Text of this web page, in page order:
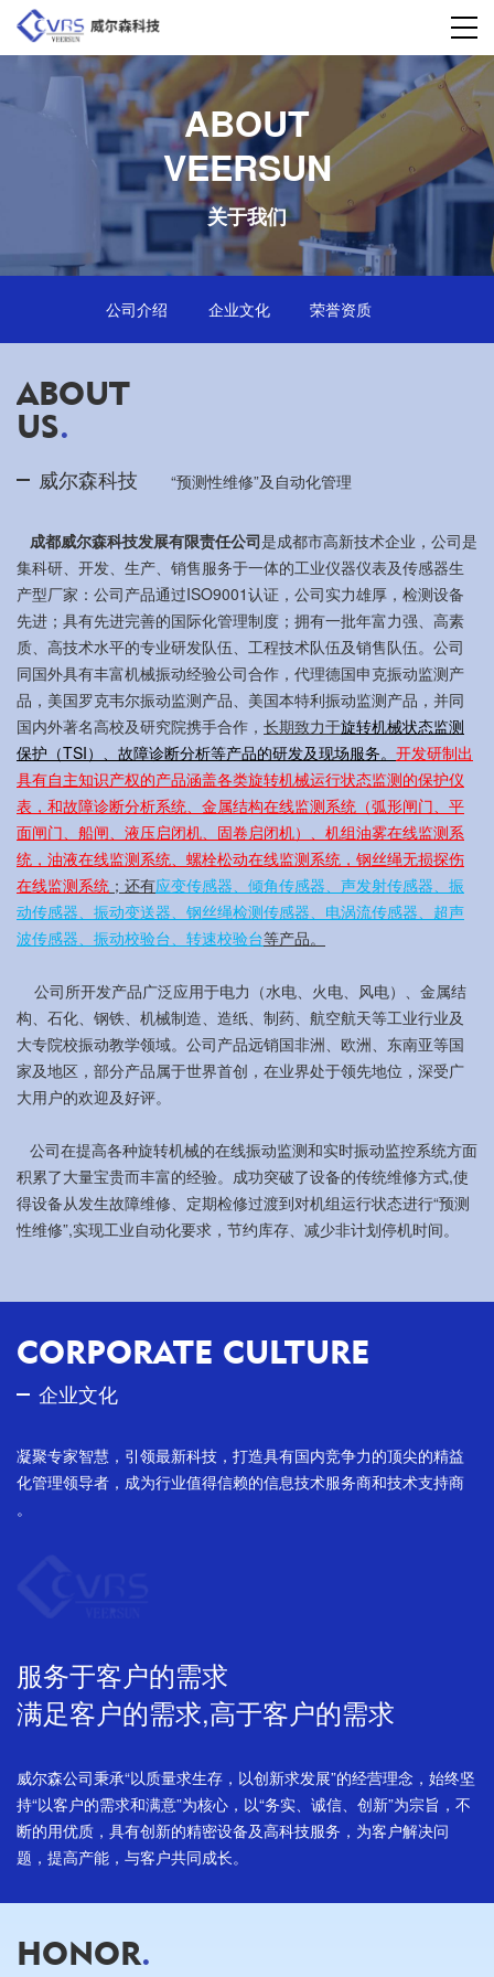
ABOUT
VEERSUN
关于我们
公司介绍 企业文化 荣誉资质
ABOUT
US.
威尔森科技 “预测性维修”及自动化管理
成都威尔森科技发展有限责任公司是成都市高新技术企业，公司是
集科研、开发、生产、销售服务于一体的工业仪器仪表及传感器生
产型厂家：公司产品通过ISO9001认证，公司实力雄厚，检测设备
先进；具有先进完善的国际化管理制度；拥有一批年富力强、高素
质、高技术水平的专业研发队伍、工程技术队伍及销售队伍。公司
同国外具有丰富机械振动经验公司合作，代理德国申克振动监测产
品，美国罗克韦尔振动监测产品、美国本特利振动监测产品，并同
国内外著名高校及研究院携手合作， 长期致力于旋转机械状态监测
保护（TSI）、故障诊断分析等产品的研发及现场服务。 开发研制出
具有自主知识产权的产品涵盖各类旋转机械运行状态监测的保护仪
表，和故障诊断分析系统、金属结构在线监测系统（弧形闸门、平
面闸门、船闸、液压启闭机、固卷启闭机）、机组油雾在线监测系
统，油液在线监测系统、螺栓松动在线监测系统，钢丝绳无损探伤
在线监测系统 ；还有应变传感器、倾角传感器、声发射传感器、振
动传感器、振动变送器、钢丝绳检测传感器、电涡流传感器、超声
波传感器、振动校验台、转速校验台等产品。
公司所开发产品广泛应用于电力（水电、火电、风电）、金属结
构、石化、钢铁、机械制造、造纸、制药、航空航天等工业行业及
大专院校振动教学领域。公司产品远销国非洲、欧洲、东南亚等国
家及地区，部分产品属于世界首创，在业界处于领先地位，深受广
大用户的欢迎及好评。
公司在提高各种旋转机械的在线振动监测和实时振动监控系统方面
积累了大量宝贵而丰富的经验。成功突破了设备的传统维修方式,使
得设备从发生故障维修、定期检修过渡到对机组运行状态进行“预测
性维修”,实现工业自动化要求，节约库存、减少非计划停机时间。
CORPORATE CULTURE
企业文化
凝聚专家智慧，引领最新科技，打造具有国内竞争力的顶尖的精益
化管理领导者，成为行业值得信赖的信息技术服务商和技术支持商
。
服务于客户的需求
满足客户的需求,高于客户的需求
威尔森公司秉承“以质量求生存，以创新求发展”的经营理念，始终坚
持“以客户的需求和满意”为核心，以“务实、诚信、创新”为宗旨，不
断的用优质，具有创新的精密设备及高科技服务，为客户解决问
题，提高产能，与客户共同成长。
HONOR.